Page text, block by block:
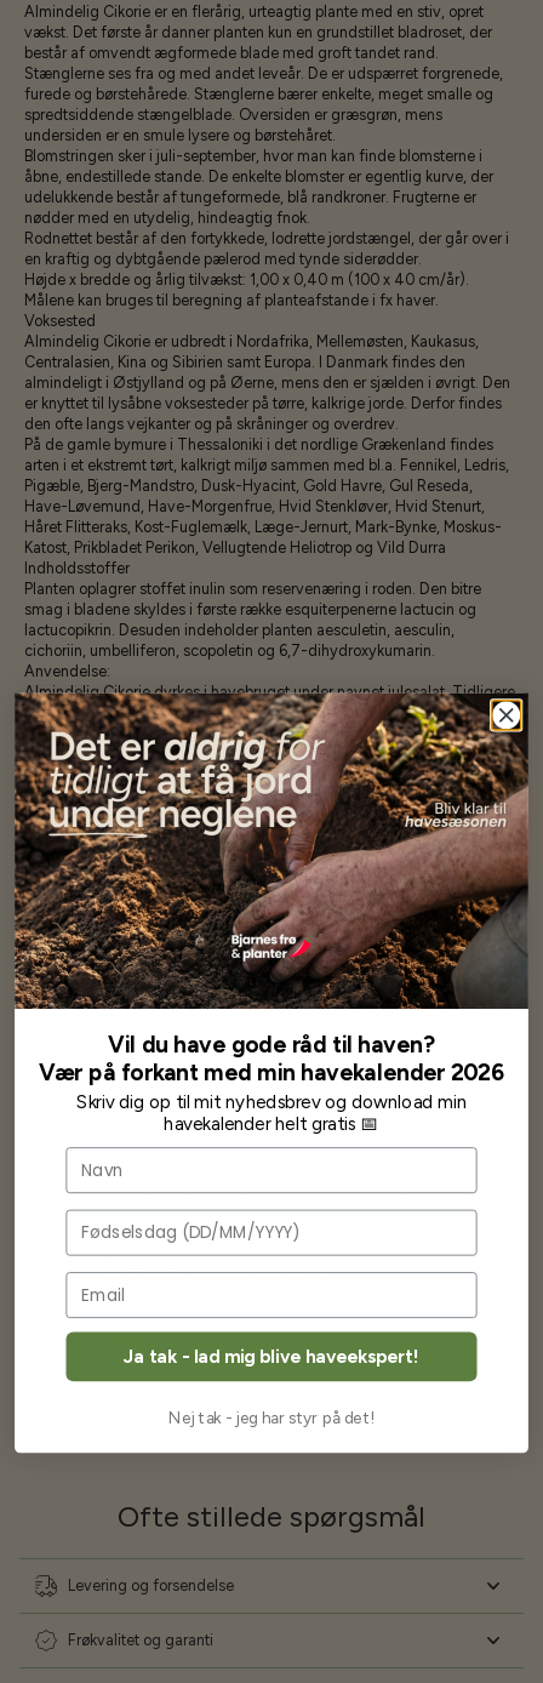
Almindelig Cikorie er en flerårig, urteagtig plante med en stiv, opret
vækst. Det første år danner planten kun en grundstillet bladroset, der
består af omvendt ægformede blade med groft tandet rand.
Stænglerne ses fra og med andet leveår. De er udspærret forgrenede,
furede og børstehårede. Stænglerne bærer enkelte, meget smalle og
spredtsiddende stængelblade. Oversiden er græsgrøn, mens
undersiden er en smule lysere og børstehåret.
Blomstringen sker i juli-september, hvor man kan finde blomsterne i
åbne, endestillede stande. De enkelte blomster er egentlig kurve, der
udelukkende består af tungeformede, blå randkroner. Frugterne er
nødder med en utydelig, hindeagtig fnok.
Rodnettet består af den fortykkede, lodrette jordstængel, der går over i
en kraftig og dybtgående pælerod med tynde siderødder.
Højde x bredde og årlig tilvækst: 1,00 x 0,40 m (100 x 40 cm/år).
Målene kan bruges til beregning af planteafstande i fx haver.
Voksested
Almindelig Cikorie er udbredt i Nordafrika, Mellemøsten, Kaukasus,
Centralasien, Kina og Sibirien samt Europa. I Danmark findes den
almindeligt i Østjylland og på Øerne, mens den er sjælden i øvrigt. Den
er knyttet til lysåbne voksesteder på tørre, kalkrige jorde. Derfor findes
den ofte langs vejkanter og på skråninger og overdrev.
På de gamle bymure i Thessaloniki i det nordlige Grækenland findes
arten i et ekstremt tørt, kalkrigt miljø sammen med bl.a. Fennikel, Ledris,
Pigæble, Bjerg-Mandstro, Dusk-Hyacint, Gold Havre, Gul Reseda,
Have-Løvemund, Have-Morgenfrue, Hvid Stenkløver, Hvid Stenurt,
Håret Flitteraks, Kost-Fuglemælk, Læge-Jernurt, Mark-Bynke, Moskus-
Katost, Prikbladet Perikon, Vellugtende Heliotrop og Vild Durra
Indholdsstoffer
Planten oplagrer stoffet inulin som reservenæring i roden. Den bitre
smag i bladene skyldes i første række esquiterpenerne lactucin og
lactucopikrin. Desuden indeholder planten aesculetin, aesculin,
cichoriin, umbelliferon, scopoletin og 6,7-dihydroxykumarin.
Anvendelse:
Almindelig Cikorie dyrkes i havebruget under navnet julesalat. Tidligere
har de tørrede og ristede rødder været brugt som kaffeerstatning (og
solgt under navnene "Richs" og "Danmarks").
Skud af Almindelig Cikorie, der er drevet i mørke, sælges sidst på
efteråret under navnet "julesalat".
minimum 250 frø
Specifikationer
Se mere af Alle produkter
Vores kundersiger...
Har altid kun mødt god vejledning og hjælp fra Barney (Bjarne)
Har lige i går modtaget de fineste asparges kroner med posten
wauw en god kvalitet og størrelse.
Som skrevet før når jeg har skrevet med Bjarne har jeg altid mødt
venlighed og god service.
Karsten Larsen
Ofte stillede spørgsmål
Levering og forsendelse
Frøkvalitet og garanti
Vil du have gode råd til haven?
Vær på forkant med min havekalender 2026
Skriv dig op til mit nyhedsbrev og download min
havekalender helt gratis 📅
Navn
Fødselsdag
Ja tak - lad mig blive haveekspert!
Nej tak - jeg har styr på det!